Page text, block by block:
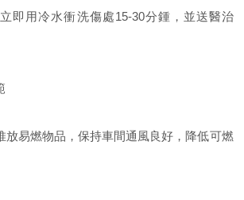
用冷水衝洗傷處15-30分鍾，並送醫治
易燃物品，保持車間通風良好，降低可燃